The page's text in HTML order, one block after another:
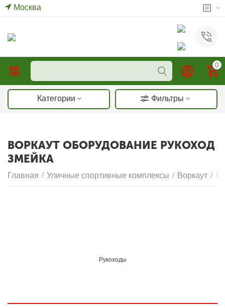
Москва
0
Категории Фильтры
ВОРКАУТ ОБОРУДОВАНИЕ РУКОХОД
ЗМЕЙКА
Главная / Уличные спортивные комплексы / Воркаут /
Рукоходы